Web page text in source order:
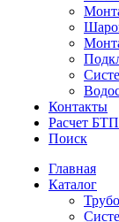
Контакты
Расчет БТП
Поиск
Главная
Каталог